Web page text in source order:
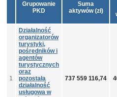
Grupowanie
PKD
Suma
aktywów (zł)
1
Działalność
organizatorów
turystyki,
pośredników i
agentów
turystycznych
oraz
pozostała
działalność
usługowa w
737 559 116,74